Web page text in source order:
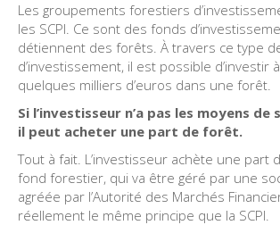
Les groupements forestiers
les SCPI. Ce sont des fonds
détiennent des forêts. À travers ce type
d’investissement, il est possible d’investir
quelques milliers d’euros dans une forêt.
Si l’investisseur n’a pas les moyens
il peut acheter une part de forêt.
Tout à fait. L’investisseur achète une part
fond forestier, qui va être géré par une
agréée par l’Autorité des Marchés
réellement le même principe que la SCPI.